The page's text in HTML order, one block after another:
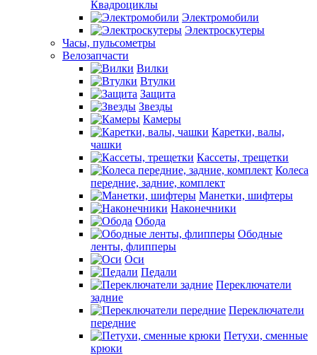
Квадроциклы
Электромобили
Электроскутеры
Часы, пульсометры
Велозапчасти
Вилки
Втулки
Защита
Звезды
Камеры
Каретки, валы,
чашки
Кассеты, трещетки
Колеса
передние, задние, комплект
Манетки, шифтеры
Наконечники
Обода
Ободные
ленты, флипперы
Оси
Педали
Переключатели
задние
Переключатели
передние
Петухи, сменные
крюки